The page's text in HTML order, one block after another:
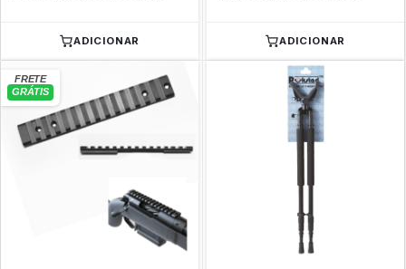
ADICIONAR ADICIONAR